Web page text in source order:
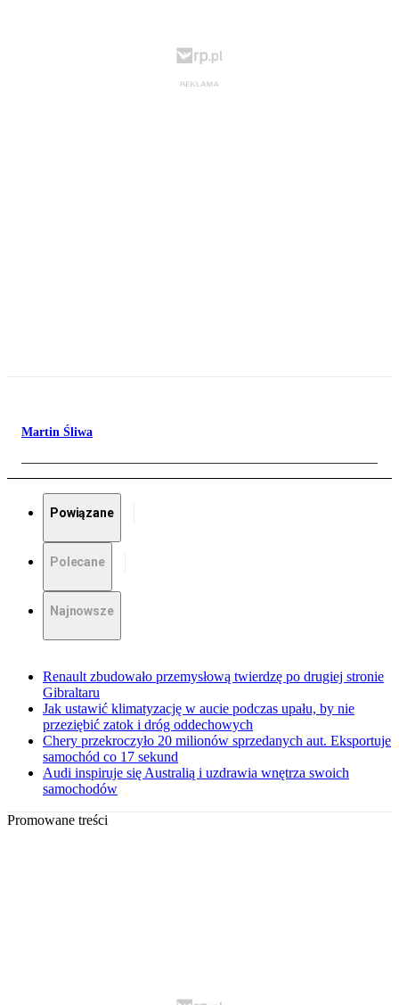
Martin Śliwa
Powiązane
Polecane
Najnowsze
Renault zbudowało przemysłową twierdzę po drugiej stronie
Gibraltaru
Jak ustawić klimatyzację w aucie podczas upału, by nie
przeziębić zatok i dróg oddechowych
Chery przekroczyło 20 milionów sprzedanych aut. Eksportuje
samochód co 17 sekund
Audi inspiruje się Australią i uzdrawia wnętrza swoich
samochodów
Promowane treści